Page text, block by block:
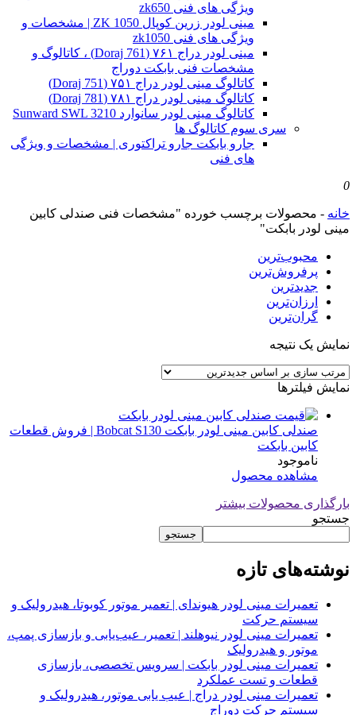
ویژگی های فنی zk650
مینی لودر زرین کوپال ZK 1050 | مشخصات و
ویژگی های فنی zk1050
مینی لودر دراج ۷۶۱ (Doraj 761) ، کاتالوگ و
مشخصات فنی بابکت دوراج
کاتالوگ مینی لودر دراج ۷۵۱ (Doraj 751)
کاتالوگ مینی لودر دراج ۷۸۱ (Doraj 781)
کاتالوگ مینی لودر سانوارد Sunward SWL 3210
سری سوم کاتالوگ ها
جارو بابکت جارو تراکتوری | مشخصات و ویژگی
های فنی
0
خانه - محصولات برچسب خورده "مشخصات فنی صندلی کابین
مینی لودر بابکت"
محبوب‌ترین
پرفروش‌ترین
جدیدترین
ارزان‌ترین
گران‌ترین
نمایش یک نتیجه
نمایش فیلترها
صندلی کابین مینی لودر بابکت Bobcat S130 | فروش قطعات
کابین بابکت
ناموجود
مشاهده محصول
بارگذاری محصولات بیشتر
جستجو
جستجو
نوشته‌های تازه
تعمیرات مینی لودر هیوندای | تعمیر موتور کوبوتا، هیدرولیک و
سیستم حرکت
تعمیرات مینی لودر نیوهلند | تعمیر، عیب‌یابی و بازسازی پمپ،
موتور و هیدرولیک
تعمیرات مینی لودر بابکت | سرویس تخصصی، بازسازی
قطعات و تست عملکرد
تعمیرات مینی لودر دراج | عیب یابی موتور، هیدرولیک و
سیستم حرکت دوراج